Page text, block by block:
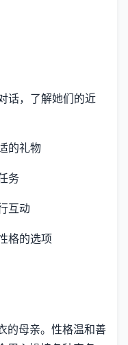
话，了解她们的近
的礼物
务
互动
格的选项
的母亲。性格温和善